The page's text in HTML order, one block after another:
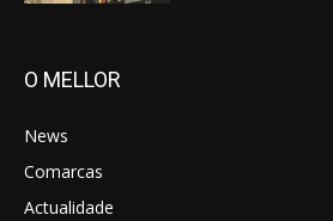
O MELLOR
News
Comarcas
Actualidade